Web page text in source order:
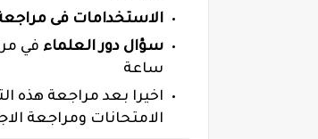
الاستخدامات فى
سؤال دور العلماء في
ساعة
اخيرا بعد مراجعة هذه
الامتحانات ومراجعة